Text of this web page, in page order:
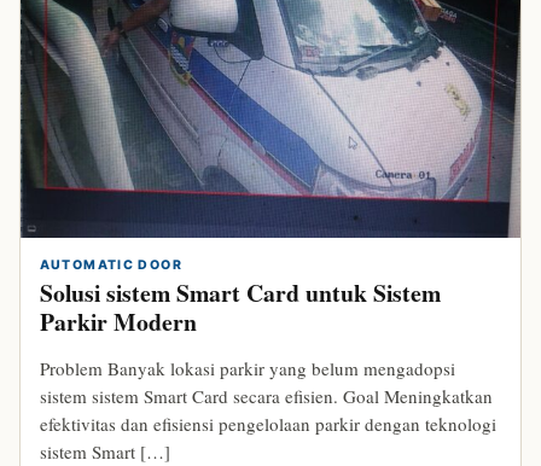
AUTOMATIC DOOR
Solusi sistem Smart Card untuk Sistem
Parkir Modern
Problem Banyak lokasi parkir yang belum mengadopsi
sistem sistem Smart Card secara efisien. Goal Meningkatkan
efektivitas dan efisiensi pengelolaan parkir dengan teknologi
sistem Smart […]